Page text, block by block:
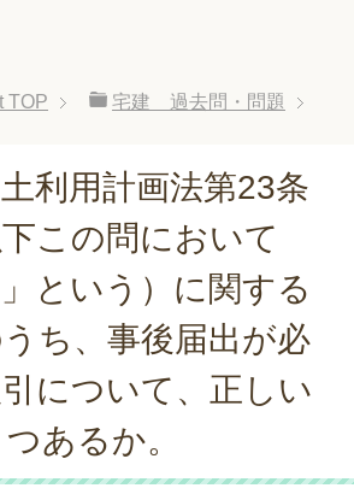
TOP 宅建 過去問・問題
利用計画法第23条
この問において
」という）に関する
ち、事後届出が必
について、正しい
あるか。